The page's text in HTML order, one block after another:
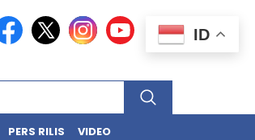
PERS RILIS VIDEO
ID